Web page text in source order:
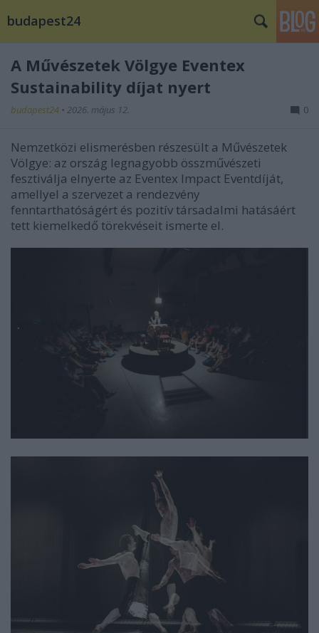
budapest24
A Művészetek Völgye Eventex
Sustainability díjat nyert
budapest24 • 2026. május 12. 0
Nemzetközi elismerésben részesült a Művészetek
Völgye: az ország legnagyobb összművészeti
fesztiválja elnyerte az Eventex Impact Eventdíját,
amellyel a szervezet a rendezvény
fenntarthatóságért és pozitív társadalmi hatásáért
tett kiemelkedő törekvéseit ismerte el.